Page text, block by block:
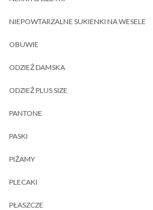
NIEPOWTARZALNE SUKIENKI NA WESELE
OBUWIE
ODZIEŻ DAMSKA
ODZIEŻ PLUS SIZE
PANTONE
PASKI
PIŻAMY
PLECAKI
PŁASZCZE